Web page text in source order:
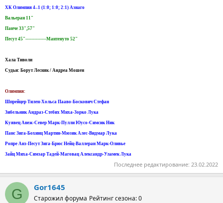
ХК Олимпия 4–1 (1:0; 1:0; 2:1) Азиаго
Вальеран 11"
Панче 33",57"
Песут 45"--------------Мантенуто 52"
Хала Тиволи
Судьи: Борут Лесняк / Андреа Мошен
Олимпия:
Шпрейцер Тилен-Хольса Пааво-Боскович Стефан
Зибельник Андраз-Стебих Миха-Зорко Лука
Куявец Анеж-Север Марк-Пулли Юусо-Симсик Ник
Панс Зига-Бохинц Мартин-Мюзик Алес-Видмар Лука
Ропре Анз-Песут Зига-Брюс Нейц-Валлеран Марк-Оливье
Зайц Миха-Симзар Тадей-Маговац Александр-Уламек Лука
Последнее редактирование: 23.02.2022
G Gor1645
Старожил форума Рейтинг сезона: 0